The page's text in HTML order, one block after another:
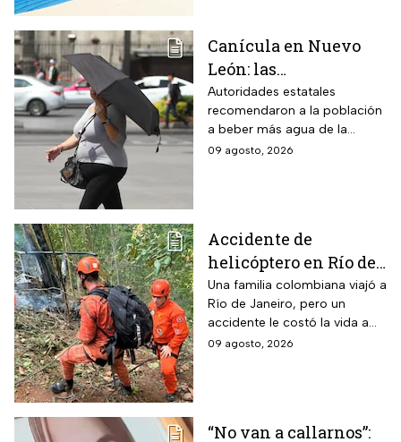
Canícula en Nuevo
León: las
recomendaciones de
la Secretaría de Medio
Ambiente para
proteger a los adultos
agosto 2026
Autoridades estatales
recomendaron a la población
a beber más agua de la
habitual
09 agosto, 2026
Accidente de
helicóptero en Río de
Janeiro deja muertos;
su familia los
esperaba en tierra
Una familia colombiana viajó a
Río de Janeiro, pero un
accidente le costó la vida a
tres integrantes
09 agosto, 2026
“No van a callarnos”: